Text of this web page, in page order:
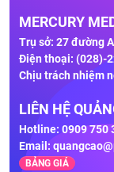
MERCURY
Trụ sở: 27 đường
Điện thoại: (028)-
Chịu trách nhiệm
LIÊN HỆ
Hotline: 0909 750
Email:
BẢNG GIÁ